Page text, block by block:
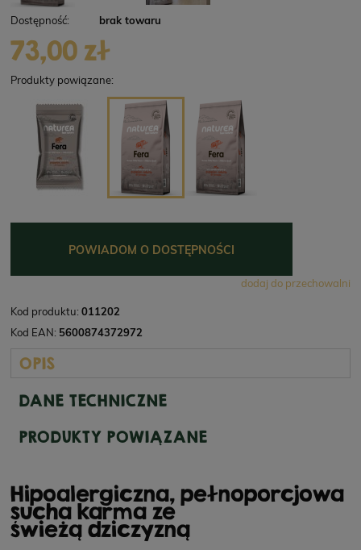
Dostępność: brak towaru
73,00 zł
Produkty powiązane:
POWIADOM O DOSTĘPNOŚCI
dodaj do przechowalni
Kod produktu: 011202
Kod EAN: 5600874372972
OPIS
DANE TECHNICZNE
PRODUKTY POWIĄZANE
Hipoalergiczna, pełnoporcjowa
sucha karma ze
świeżą dziczyzną